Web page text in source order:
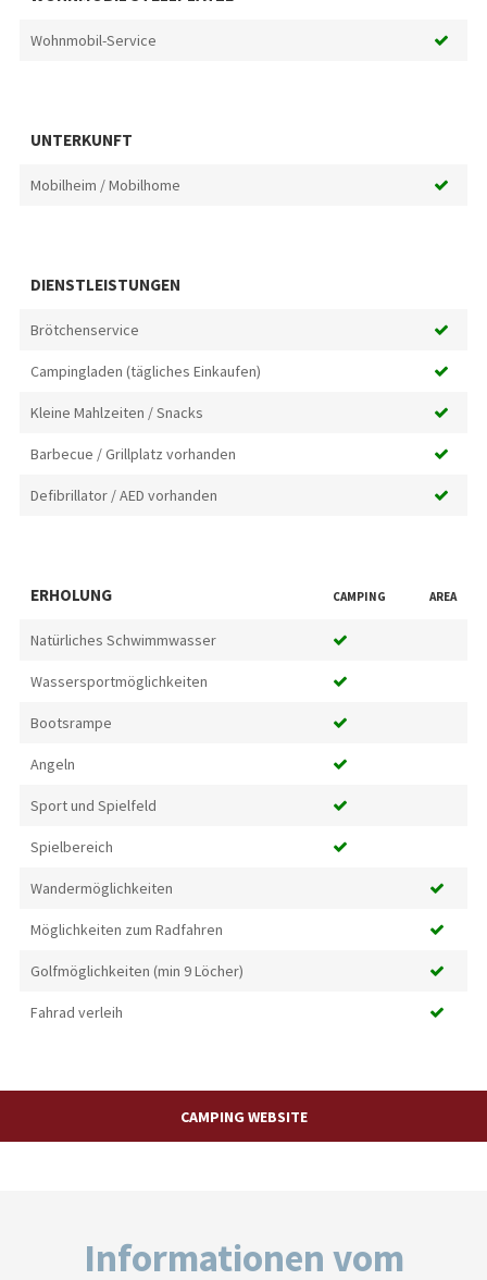
Wohnmobil-Service
UNTERKUNFT
Mobilheim / Mobilhome
DIENSTLEISTUNGEN
Brötchenservice
Campingladen (tägliches Einkaufen)
Kleine Mahlzeiten / Snacks
Barbecue / Grillplatz vorhanden
Defibrillator / AED vorhanden
ERHOLUNG CAMPING AREA
Natürliches Schwimmwasser
Wassersportmöglichkeiten
Bootsrampe
Angeln
Sport und Spielfeld
Spielbereich
Wandermöglichkeiten
Möglichkeiten zum Radfahren
Golfmöglichkeiten (min 9 Löcher)
Fahrad verleih
CAMPING WEBSITE
Informationen vom